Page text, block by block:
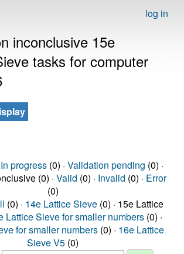
log in
inconclusive 15e
tasks for computer
In progress(0) · Validation pending (0) ·
(0) · Valid (0) · Invalid (0) · Error
(0)
(0) · 14e Lattice Sieve (0) · 15e Lattice
Lattice Sieve for smaller numbers (0) ·
for smaller numbers (0) · 16e Lattice
Sieve V5 (0)